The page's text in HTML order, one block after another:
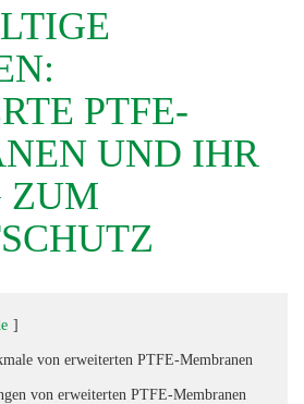
PTFE-
UND IHR
ZUM
]
von erweiterten PTFE-Membranen
von erweiterten PTFE-Membranen